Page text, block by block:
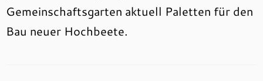
Gemeinschaftsgarten aktuell Paletten für den
Bau neuer Hochbeete.